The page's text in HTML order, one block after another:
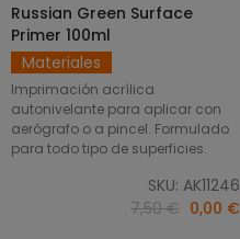
AÑADIR AL CARRITO
Russian Green Surface
Primer 100ml
Materiales
Imprimación acrílica
autonivelante para aplicar con
aerógrafo o a pincel. Formulado
para todo tipo de superficies.
SKU: AK11246
7,50 € 0,00 €